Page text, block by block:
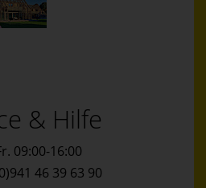
& Hilfe
09:00-16:00
46 39 63 90